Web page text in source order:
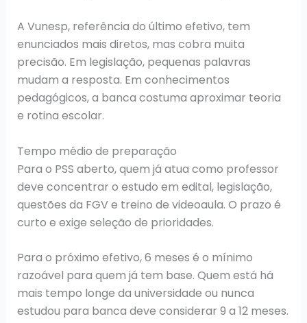
A Vunesp, referência do último efetivo, tem
enunciados mais diretos, mas cobra muita
precisão. Em legislação, pequenas palavras
mudam a resposta. Em conhecimentos
pedagógicos, a banca costuma aproximar teoria
e rotina escolar.
Tempo médio de preparação
Para o PSS aberto, quem já atua como professor
deve concentrar o estudo em edital, legislação,
questões da FGV e treino de videoaula. O prazo é
curto e exige seleção de prioridades.
Para o próximo efetivo, 6 meses é o mínimo
razoável para quem já tem base. Quem está há
mais tempo longe da universidade ou nunca
estudou para banca deve considerar 9 a 12 meses.